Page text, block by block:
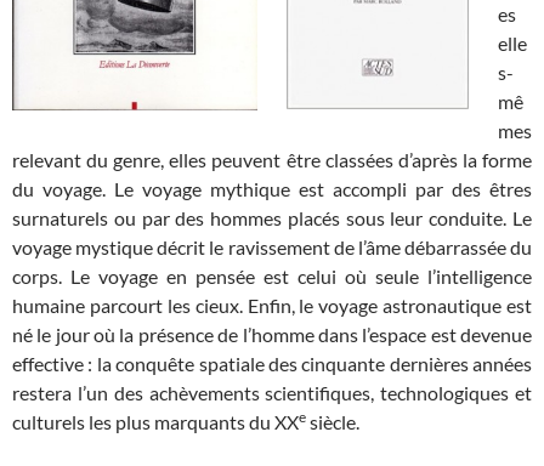
es
elle
s-
mê
mes
relevant du genre, elles peuvent être classées d’après la forme
du voyage. Le voyage mythique est accompli par des êtres
surnaturels ou par des hommes placés sous leur conduite. Le
voyage mystique décrit le ravissement de l’âme débarrassée du
corps. Le voyage en pensée est celui où seule l’intelligence
humaine parcourt les cieux. Enfin, le voyage astronautique est
né le jour où la présence de l’homme dans l’espace est devenue
effective : la conquête spatiale des cinquante dernières années
restera l’un des achèvements scientifiques, technologiques et
culturels les plus marquants du XXe siècle.